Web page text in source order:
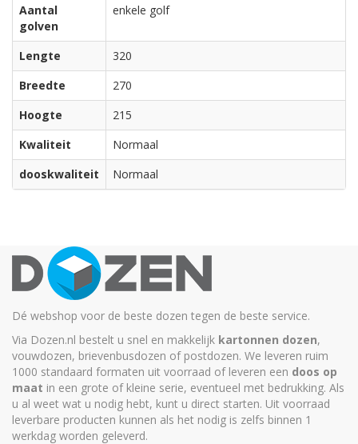
Aantal
golven
enkele golf
Lengte
320
Breedte
270
Hoogte
215
Kwaliteit
Normaal
dooskwaliteit
Normaal
Dé webshop voor de beste dozen tegen de beste service.
Via Dozen.nl bestelt u snel en makkelijk kartonnen dozen,
vouwdozen, brievenbusdozen of postdozen. We leveren ruim
1000 standaard formaten uit voorraad of leveren een doos op
maat in een grote of kleine serie, eventueel met bedrukking. Als
u al weet wat u nodig hebt, kunt u direct starten. Uit voorraad
leverbare producten kunnen als het nodig is zelfs binnen 1
werkdag worden geleverd.